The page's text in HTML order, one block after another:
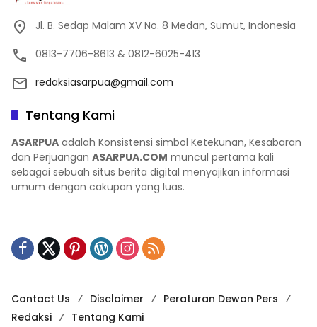
Jl. B. Sedap Malam XV No. 8 Medan, Sumut, Indonesia
0813-7706-8613 & 0812-6025-413
redaksiasarpua@gmail.com
Tentang Kami
ASARPUA adalah Konsistensi simbol Ketekunan, Kesabaran
dan Perjuangan ASARPUA.COM muncul pertama kali
sebagai sebuah situs berita digital menyajikan informasi
umum dengan cakupan yang luas.
Contact Us Disclaimer
Peraturan Dewan Pers
Redaksi
Tentang Kami